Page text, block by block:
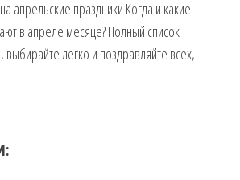
для
—
апрельские праздники Когда и какие
в апреле месяце? Полный список
легко и поздравляйте всех,